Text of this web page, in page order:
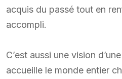
acquis du passé tout en
accompli.
C’est aussi une vision
accueille le monde entier